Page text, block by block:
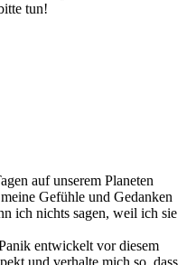
tun!
auf unserem Planeten
Gefühle und Gedanken
ich nichts sagen, weil ich sie
entwickelt vor diesem